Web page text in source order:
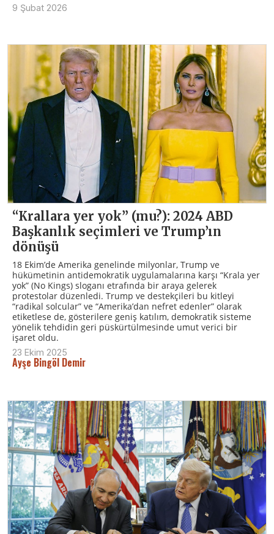
9 Şubat 2026
“Krallara yer yok” (mu?): 2024 ABD
Başkanlık seçimleri ve Trump’ın
dönüşü
18 Ekim’de Amerika genelinde milyonlar, Trump ve
hükümetinin antidemokratik uygulamalarına karşı “Krala yer
yok” (No Kings) sloganı etrafında bir araya gelerek
protestolar düzenledi. Trump ve destekçileri bu kitleyi
“radikal solcular” ve “Amerika’dan nefret edenler” olarak
etiketlese de, gösterilere geniş katılım, demokratik sisteme
yönelik tehdidin geri püskürtülmesinde umut verici bir
işaret oldu.
23 Ekim 2025
Ayşe Bingöl Demir